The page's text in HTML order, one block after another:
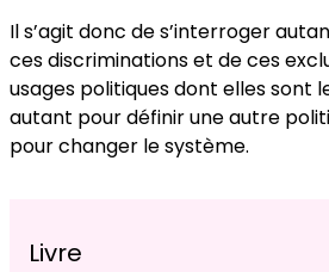
Il s’agit donc de s’interroger
ces discriminations et de ces
usages politiques dont elles sont
autant pour définir une autre
pour changer le système.
Livre